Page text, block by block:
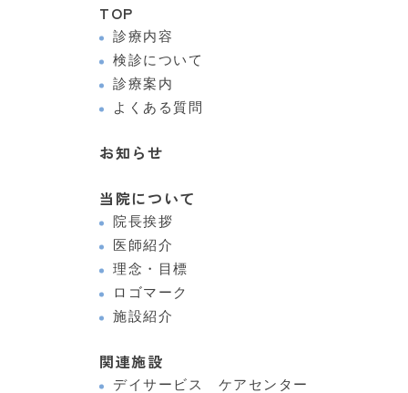
TOP
診療内容
検診について
診療案内
よくある質問
お知らせ
当院について
院長挨拶
医師紹介
理念・目標
ロゴマーク
施設紹介
関連施設
デイサービス ケアセンター